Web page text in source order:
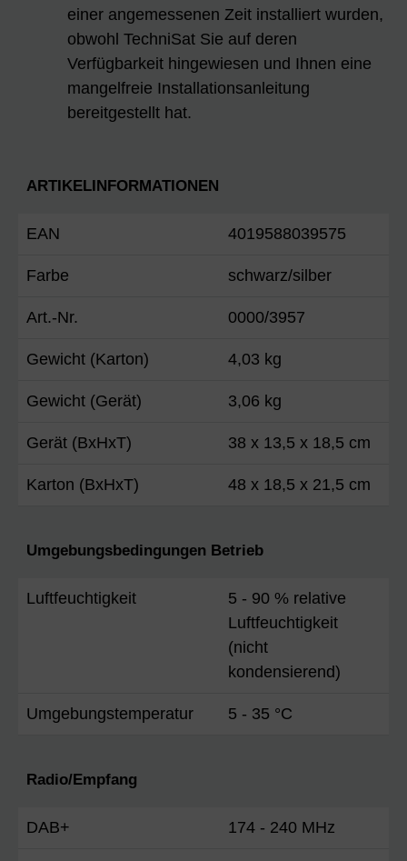
einer angemessenen Zeit installiert wurden,
obwohl TechniSat Sie auf deren
Verfügbarkeit hingewiesen und Ihnen eine
mangelfreie Installationsanleitung
bereitgestellt hat.
ARTIKELINFORMATIONEN
EAN 4019588039575
Farbe schwarz/silber
Art.-Nr. 0000/3957
Gewicht (Karton) 4,03 kg
Gewicht (Gerät) 3,06 kg
Gerät (BxHxT) 38 x 13,5 x 18,5 cm
Karton (BxHxT) 48 x 18,5 x 21,5 cm
Umgebungsbedingungen Betrieb
Luftfeuchtigkeit
5 - 90 % relative
Luftfeuchtigkeit
(nicht
kondensierend)
Umgebungstemperatur 5 - 35 °C
Radio/Empfang
DAB+ 174 - 240 MHz